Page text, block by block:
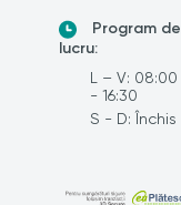
Program de
lucru:
L – V: 08:00
- 16:30
S - D: Închis